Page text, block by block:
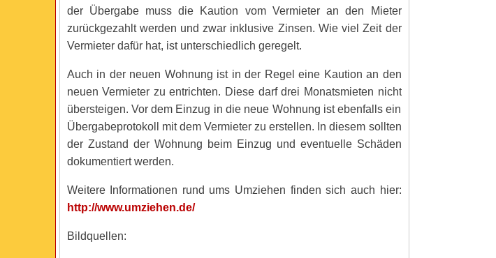
der Übergabe muss die Kaution vom Vermieter an den Mieter
zurückgezahlt werden und zwar inklusive Zinsen. Wie viel Zeit der
Vermieter dafür hat, ist unterschiedlich geregelt.
Auch in der neuen Wohnung ist in der Regel eine Kaution an den
neuen Vermieter zu entrichten. Diese darf drei Monatsmieten nicht
übersteigen. Vor dem Einzug in die neue Wohnung ist ebenfalls ein
Übergabeprotokoll mit dem Vermieter zu erstellen. In diesem sollten
der Zustand der Wohnung beim Einzug und eventuelle Schäden
dokumentiert werden.
Weitere Informationen rund ums Umziehen finden sich auch hier:
http://www.umziehen.de/
Bildquellen: